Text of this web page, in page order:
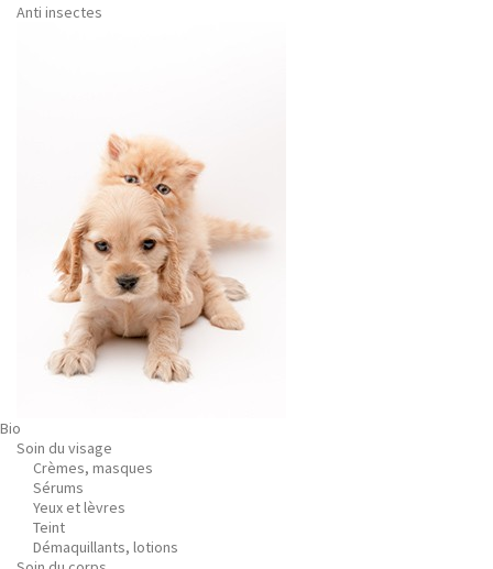
Anti insectes
Bio
Soin du visage
Crèmes, masques
Sérums
Yeux et lèvres
Teint
Démaquillants, lotions